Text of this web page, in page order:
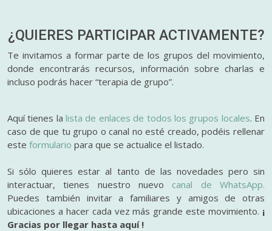
¿QUIERES PARTICIPAR ACTIVAMENTE?
Te invitamos a formar parte de los grupos del movimiento,
donde encontrarás recursos, información sobre charlas e
incluso podrás hacer “terapia de grupo”.
Aquí tienes lalista de enlaces de todos los grupos locales. En
caso de que tu grupo o canal no esté creado, podéis rellenar
este formulario para que se actualice el listado.
Si sólo quieres estar al tanto de las novedades pero sin
interactuar, tienes nuestro nuevo canal de WhatsApp.
Puedes también invitar a familiares y amigos de otras
ubicaciones a hacer cada vez más grande este movimiento. ¡
Gracias por llegar hasta aquí !